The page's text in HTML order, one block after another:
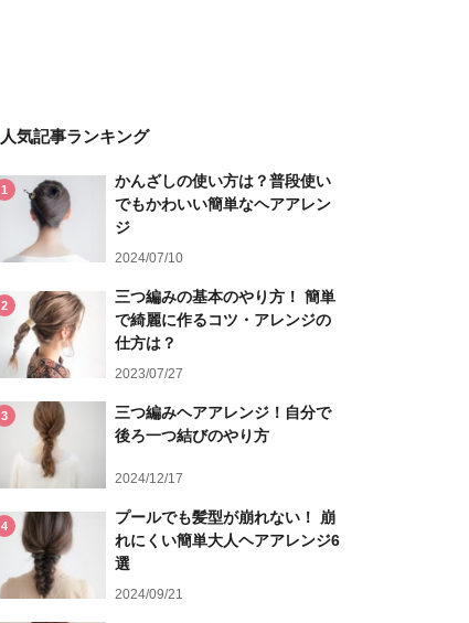
人気記事ランキング
1
かんざしの使い方は？普段使い
でもかわいい簡単なヘアアレン
ジ
2024/07/10
2
三つ編みの基本のやり方！ 簡単
で綺麗に作るコツ・アレンジの
仕方は？
2023/07/27
3
三つ編みヘアアレンジ！自分で
後ろ一つ結びのやり方
2024/12/17
4
プールでも髪型が崩れない！ 崩
れにくい簡単大人ヘアアレンジ6
選
2024/09/21